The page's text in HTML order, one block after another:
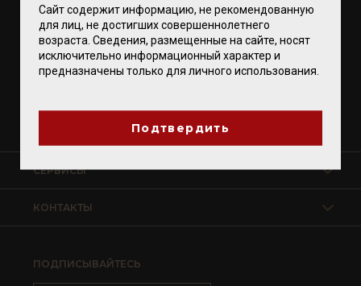
Зеленоградск
Гурьевск
КОНТАКТЫ
СЕРВИСЫ
ПОДПИСЫВАЙТЕСЬ
Сайт содержит информацию, не рекомендованную
для лиц, не достигших совершеннолетнего
возраста. Сведения, размещенные на сайте, носят
исключительно информационный характер и
предназначены только для личного использования.
Подтвердить